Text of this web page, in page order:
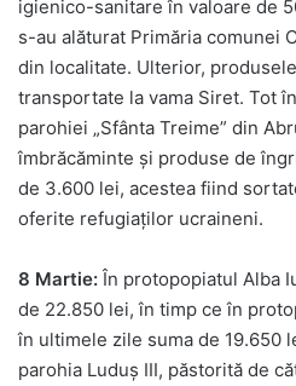
igienico-sanitare în valoare de
s-au alăturat Primăria comunei
din localitate. Ulterior,
transportate la vama Siret. Tot
parohiei „Sfânta Treime” din
îmbrăcăminte și produse de
de 3.600 lei, acestea fiind
oferite refugiaților ucraineni.
8 Martie: În protopopiatul Alba
de 22.850 lei, în timp ce în
în ultimele zile suma de 19.650
parohia Luduș III, păstorită de